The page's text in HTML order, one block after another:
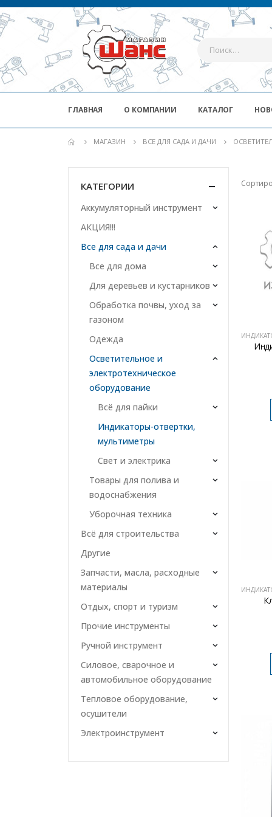
ГЛАВНАЯ О КОМПАНИИ КАТАЛОГ
МАГАЗИН ВСЕ ДЛЯ САДА И ДАЧИ
КАТЕГОРИИ
Аккумуляторный инструмент
АКЦИЯ!!!
Все для сада и дачи
Все для дома
Для деревьев и кустарников
Обработка почвы, уход за
газоном
Одежда
Осветительное и
электротехническое
оборудование
Всё для пайки
Индикаторы-отвертки,
мультиметры
Свет и электрика
Товары для полива и
водоснабжения
Уборочная техника
Всё для строительства
Другие
Запчасти, масла, расходные
материалы
Отдых, спорт и туризм
Прочие инструменты
Ручной инструмент
Силовое, сварочное и
автомобильное оборудование
Тепловое оборудование,
осушители
Электроинструмент